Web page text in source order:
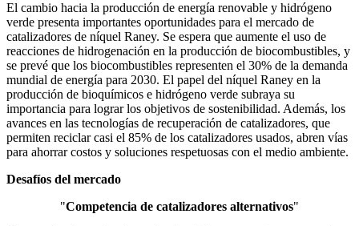
El cambio hacia la producción de energía renovable y hidrógeno
verde presenta importantes oportunidades para el mercado de
catalizadores de níquel Raney. Se espera que aumente el uso de
reacciones de hidrogenación en la producción de biocombustibles, y
se prevé que los biocombustibles representen el 30% de la demanda
mundial de energía para 2030. El papel del níquel Raney en la
producción de bioquímicos e hidrógeno verde subraya su
importancia para lograr los objetivos de sostenibilidad. Además, los
avances en las tecnologías de recuperación de catalizadores, que
permiten reciclar casi el 85% de los catalizadores usados, abren vías
para ahorrar costos y soluciones respetuosas con el medio ambiente.
Desafíos del mercado
"Competencia de catalizadores alternativos"